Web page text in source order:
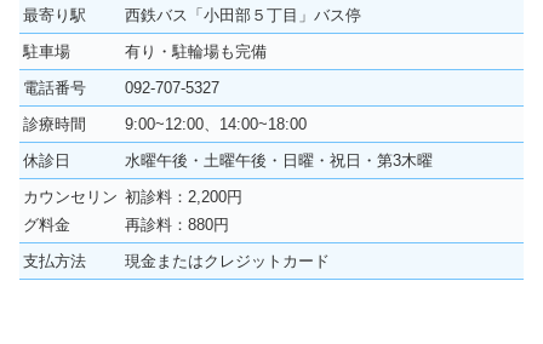
最寄り駅
西鉄バス「小田部５丁目」バス停
駐車場
有り・駐輪場も完備
電話番号
092-707-5327
診療時間
9:00~12:00、14:00~18:00
休診日
水曜午後・土曜午後・日曜・祝日・第3木曜
カウンセリン
グ料金
初診料：2,200円
再診料：880円
支払方法
現金またはクレジットカード